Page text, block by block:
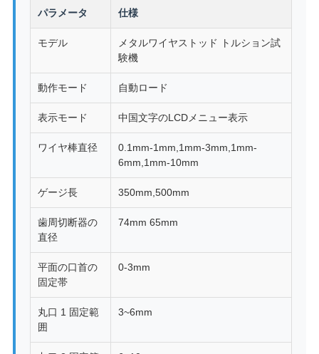
SHOW
PRIVACY
POLICY
パラメータ 仕様
モデル
メタルワイヤストッド トルション試
験機
動作モード 自動ロード
表示モード 中国文字のLCDメニュー表示
ワイヤ棒直径
0.1mm-1mm,1mm-3mm,1mm-
6mm,1mm-10mm
ゲージ長 350mm,500mm
歯周切断器の
直径
74mm 65mm
平面の口首の
固定帯
0-3mm
丸口 1 固定範
囲
3~6mm